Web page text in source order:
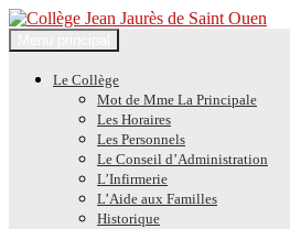
Collège Jean
Ouen
Recherche
au
contenu
Le Collège
Mot de Mme La Principale
Les Horaires
Les Personnels
Le Conseil d’Administration
L’Infirmerie
L’Aide aux Familles
Historique